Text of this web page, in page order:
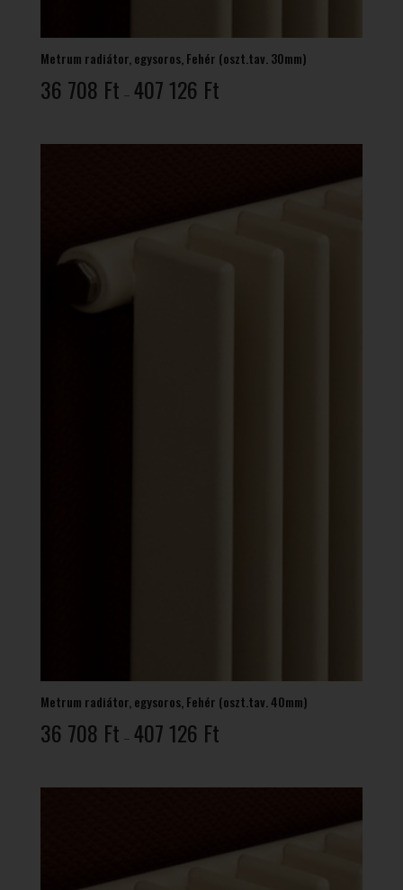
Metrum radiátor, egysoros, Fehér (oszt.tav. 30mm)
36 708 Ft – 407 126 Ft36
-
Metrum radiátor, egysoros, Fehér (oszt.tav. 40mm)
36 708 Ft – 407 126 Ft36
-